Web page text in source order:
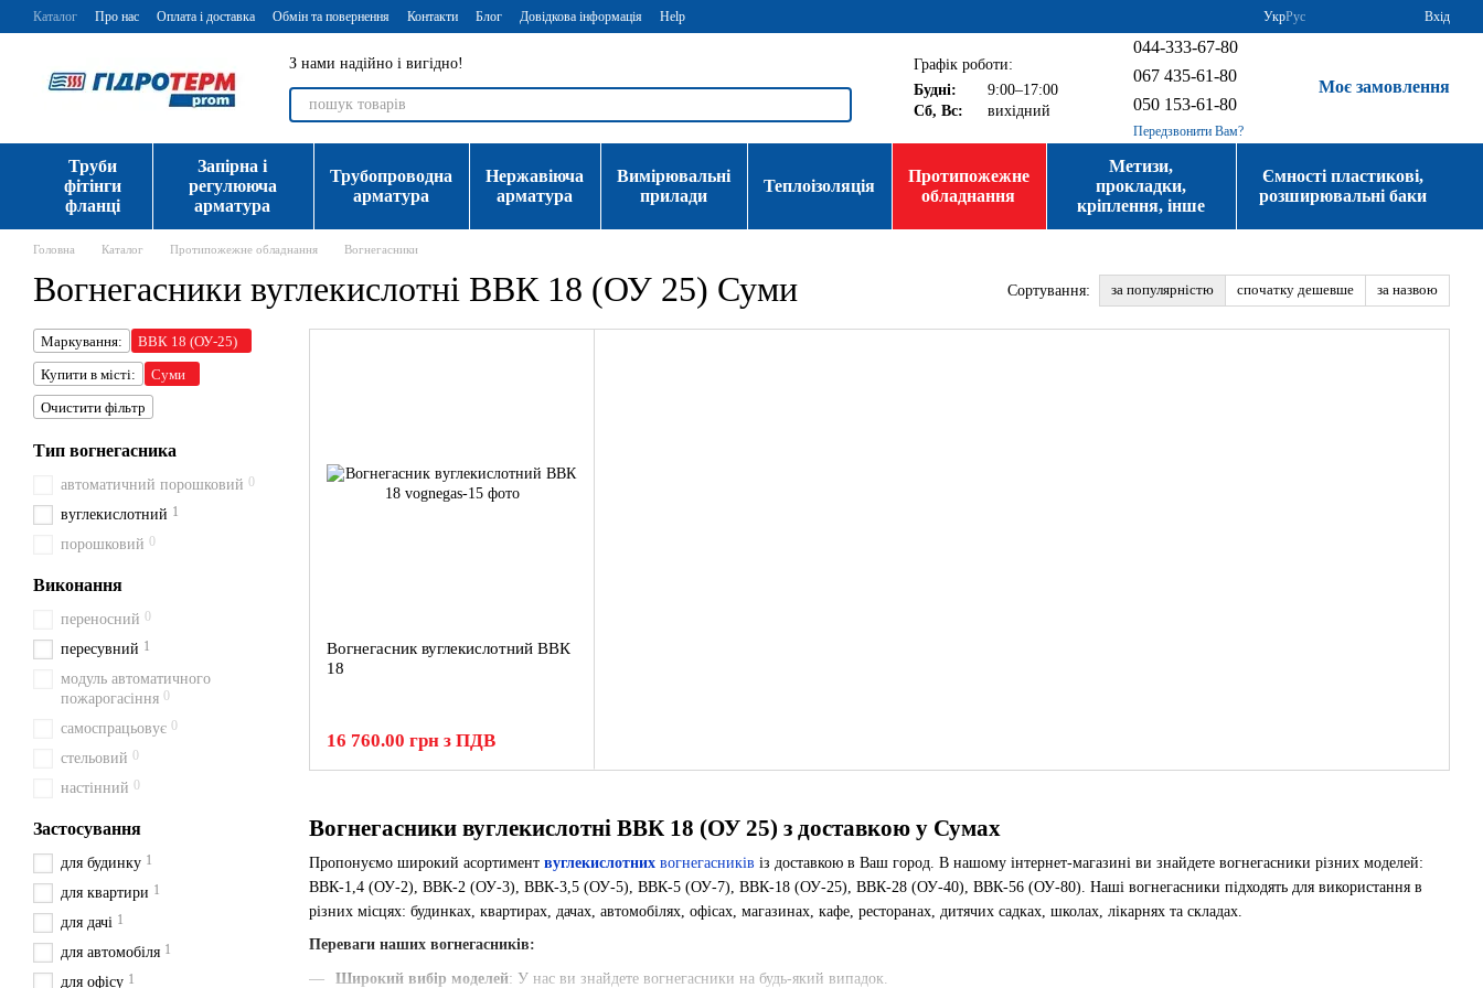
Перейти до основного контенту
Каталог Про нас Оплата і доставка Обмін та повернення Контакти Блог Довідкова інформація Help УкрРус Вхід
З нами надійно і вигідно!
Графік роботи:
Будні:
9:00–17:00
Сб, Вс:
вихідний
044-333-67-80
067 435-61-80
050 153-61-80
Передзвонити Вам?
Моє замовлення
Труби
фітінги
фланці
Запірна і
регулююча
арматура
Трубопроводна
арматура
Нержавіюча
арматура
Вимірювальні
прилади
Теплоізоляція
Протипожежне
обладнання
Метизи,
прокладки,
кріплення, інше
Ємності пластикові,
розширювальні баки
Головна Каталог Протипожежне обладнання Вогнегасники
Вогнегасники вуглекислотні ВВК 18 (ОУ 25) Суми Сортування: за популярністю спочатку дешевше за назвою
Вогнегасники вуглекислотні ВВК 18 (ОУ 25) з доставкою у Сумах
Пропонуємо широкий асортимент вуглекислотних вогнегасників із доставкою в Ваш город. В нашому інтернет-магазині ви знайдете вогнегасники різних моделей:
ВВК-1,4 (ОУ-2), ВВК-2 (ОУ-3), ВВК-3,5 (ОУ-5), ВВК-5 (ОУ-7), ВВК-18 (ОУ-25), ВВК-28 (ОУ-40), ВВК-56 (ОУ-80). Наші вогнегасники підходять для використання в
різних місцях: будинках, квартирах, дачах, автомобілях, офісах, магазинах, кафе, ресторанах, дитячих садках, школах, лікарнях та складах.
Переваги наших вогнегасників:
Широкий вибір моделей: У нас ви знайдете вогнегасники на будь-який випадок.
Вогнегасник вуглекислотний ВВК
18
16 760.00 грн з ПДВ
Маркування:
ВВК 18 (ОУ-25)
Купити в місті:
Суми
Очистити фільтр
Тип вогнегасника
автоматичний порошковий 0
вуглекислотний 1
порошковий 0
Виконання
переносний 0
пересувний 1
модуль автоматичного
пожарогасіння 0
самоспрацьовує 0
стельовий 0
настінний 0
Застосування
для будинку 1
для квартири 1
для дачі 1
для автомобіля 1
для офісу 1